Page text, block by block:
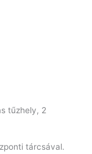
tűzhely, 2
tárcsával.